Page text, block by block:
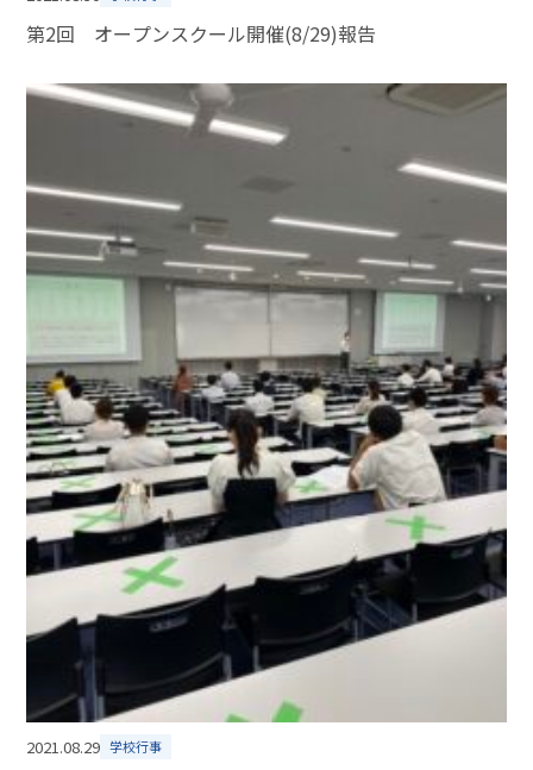
第2回 オープンスクール開催(8/29)報告
2021.08.29 学校行事